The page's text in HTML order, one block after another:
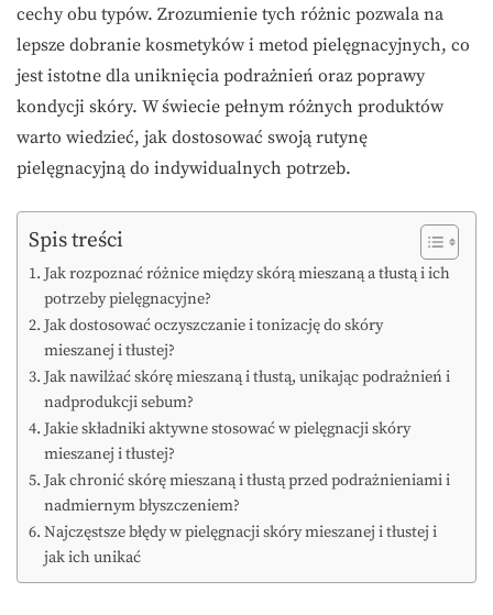
cechy obu typów. Zrozumienie tych różnic pozwala na
lepsze dobranie kosmetyków i metod pielęgnacyjnych, co
jest istotne dla uniknięcia podrażnień oraz poprawy
kondycji skóry. W świecie pełnym różnych produktów
warto wiedzieć, jak dostosować swoją rutynę
pielęgnacyjną do indywidualnych potrzeb.
Spis treści
Jak rozpoznać różnice między skórą mieszaną a tłustą i ich
potrzeby pielęgnacyjne?
Jak dostosować oczyszczanie i tonizację do skóry
mieszanej i tłustej?
Jak nawilżać skórę mieszaną i tłustą, unikając podrażnień i
nadprodukcji sebum?
Jakie składniki aktywne stosować w pielęgnacji skóry
mieszanej i tłustej?
Jak chronić skórę mieszaną i tłustą przed podrażnieniami i
nadmiernym błyszczeniem?
Najczęstsze błędy w pielęgnacji skóry mieszanej i tłustej i
jak ich unikać